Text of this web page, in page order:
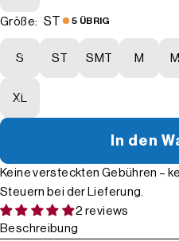
Größe: ST 5 ÜBRIG
S ST SMT M
XL
In den
Keine versteckten Gebühren –
Steuern bei der Lieferung.
2 reviews
Beschreibung